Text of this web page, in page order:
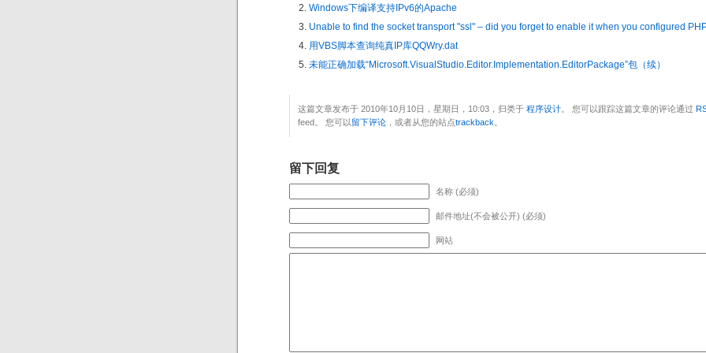
Windows下编译支持IPv6的Apache
Unable to find the socket transport "ssl" – did you forget to enable it when you configured
用VBS脚本查询纯真IP库QQWry.dat
未能正确加载“Microsoft.VisualStudio.Editor.Implementation.EditorPackage”包（续）
这篇文章发布于 2010年10月10日，星期日，10:03，归类于 程序设计 。 您可以跟踪这篇文章的评论通过
feed。 您可以 留下评论 ，或者从您的站点trackback
留下回复
名称 (必须)
邮件地址(不会被公开) (必须)
网站